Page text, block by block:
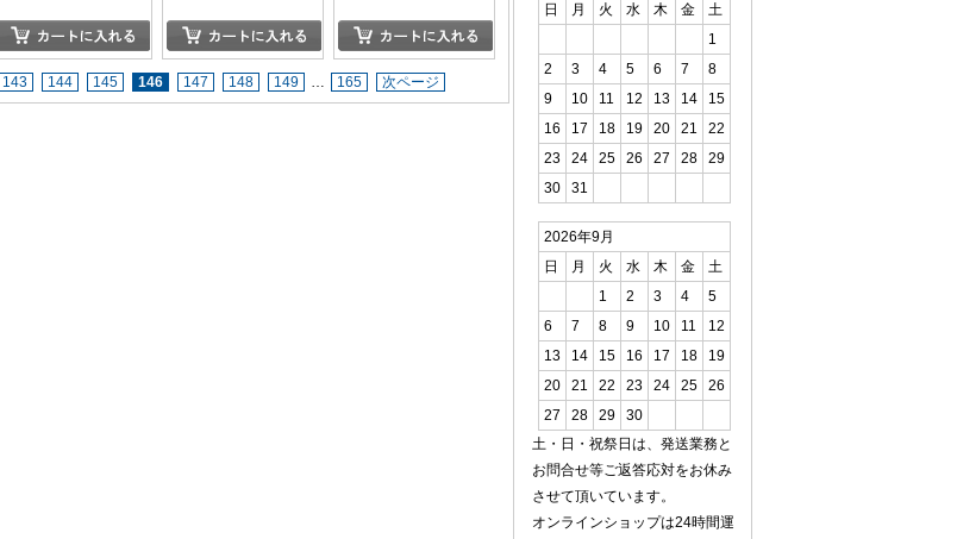
143 144 145 146 147 148 149 … 165 次ページ
日
月 火 水 木 金
土
1
2
3 4 5 6 7
8
9
10 11 12 13 14
15
16
17 18 19 20 21
22
23
24 25 26 27 28
29
30
31
2026年9月
日
月 火 水 木 金
土
1
2 3 4
5
6
7 8 9 10 11
12
13
14 15 16 17 18
19
20
21 22 23 24 25
26
27
28 29
30
土・日・祝祭日は、発送業務と
お問合せ等ご返答応対をお休み
させて頂いています。
オンラインショップは24時間運